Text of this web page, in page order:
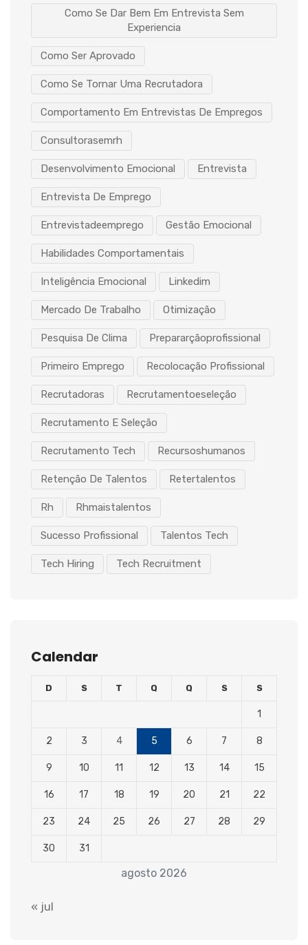
Como Se Dar Bem Em Entrevista Sem
Experiencia
Como Ser Aprovado
Como Se Tornar Uma Recrutadora
Comportamento Em Entrevistas De Empregos
Consultorasemrh
Desenvolvimento Emocional Entrevista
Entrevista De Emprego
Entrevistadeemprego Gestão Emocional
Habilidades Comportamentais
Inteligência Emocional Linkedim
Mercado De Trabalho Otimização
Pesquisa De Clima Prepararçãoprofissional
Primeiro Emprego Recolocação Profissional
Recrutadoras Recrutamentoeseleção
Recrutamento E Seleção
Recrutamento Tech Recursoshumanos
Retenção De Talentos Retertalentos
Rh Rhmaistalentos
Sucesso Profissional Talentos Tech
Tech Hiring Tech Recruitment
Calendar
agosto 2026
D S T Q Q S S
1
2 3 4 5 6 7 8
9 10 11 12 13 14 15
16 17 18 19 20 21 22
23 24 25 26 27 28 29
30 31
« jul